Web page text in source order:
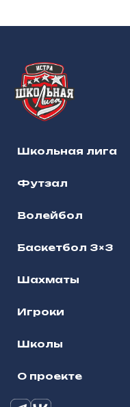
Школьная лига
Футзал
Волейбол
Баскетбол 3×3
Шахматы
Игроки
Школы
О проекте